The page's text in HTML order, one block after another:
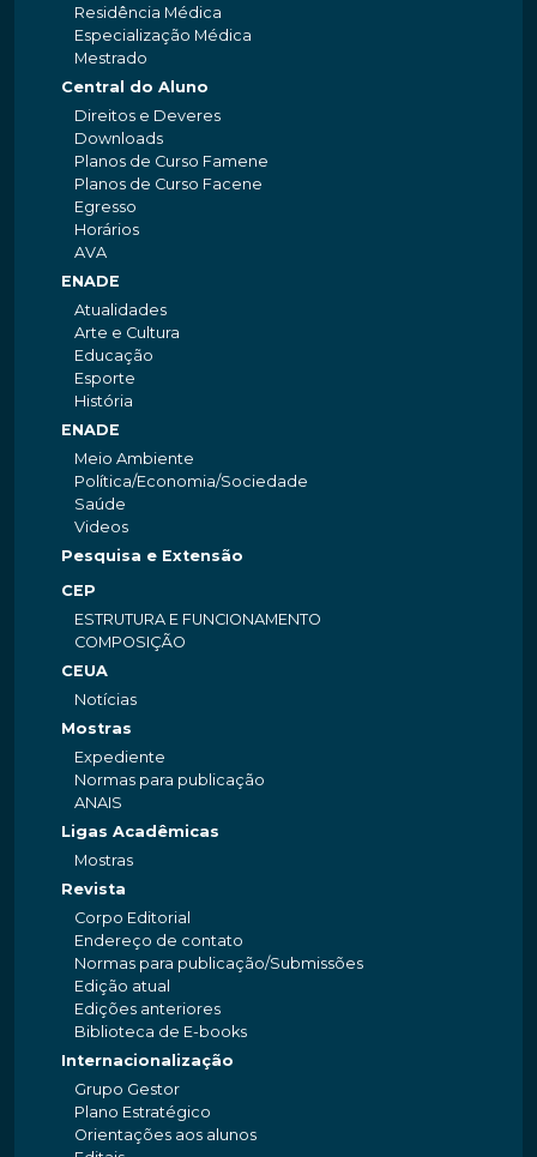
Residência Médica
Especialização Médica
Mestrado
Central do Aluno
Direitos e Deveres
Downloads
Planos de Curso Famene
Planos de Curso Facene
Egresso
Horários
AVA
ENADE
Atualidades
Arte e Cultura
Educação
Esporte
História
ENADE
Meio Ambiente
Política/Economia/Sociedade
Saúde
Videos
Pesquisa e Extensão
CEP
ESTRUTURA E FUNCIONAMENTO
COMPOSIÇÃO
CEUA
Notícias
Mostras
Expediente
Normas para publicação
ANAIS
Ligas Acadêmicas
Mostras
Revista
Corpo Editorial
Endereço de contato
Normas para publicação/Submissões
Edição atual
Edições anteriores
Biblioteca de E-books
Internacionalização
Grupo Gestor
Plano Estratégico
Orientações aos alunos